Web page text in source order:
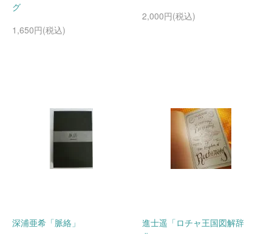
グ
1,650円(税込)
2,000円(税込)
深浦亜希「脈絡」
進士遥「ロチャ王国図解辞